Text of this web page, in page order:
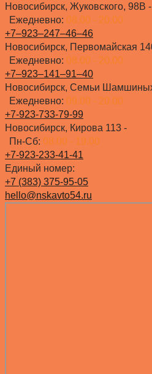
Новосибирск, Жуковского, 98В -
Ежедневно: 08.00 - 20.00
+7‒923‒247‒46‒46
Новосибирск, Первомайская
Ежедневно: 08.00 - 20.00
+7‒923‒141‒91‒40
Новосибирск, Семьи
Ежедневно: 09.00 - 20.00
+7-923-733-79-99
Новосибирск, Кирова 113 -
Пн-Сб: 08.00 - 19.00
+7-923-233-41-41
Единый номер:
+7 (383) 375-95-05
hello@nskavto54.ru